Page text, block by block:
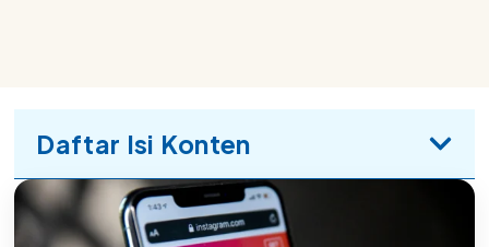
Daftar Isi Konten